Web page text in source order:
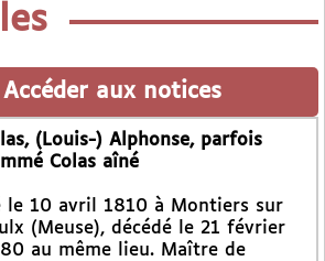
Accéder aux notices
(Louis-) Alphonse, parfois
Colas aîné
le 10 avril 1810 à Montiers sur
(Meuse), décédé le 21 février
au même lieu. Maître de